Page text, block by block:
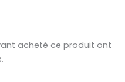
acheté ce produit ont